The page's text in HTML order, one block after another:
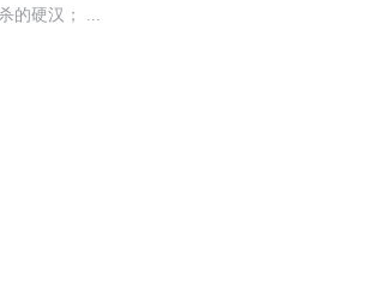
的硬汉； ...